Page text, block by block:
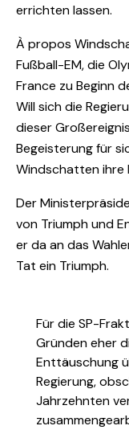
errichten lassen.
À propos
Fußball-EM, die
France zu Beginn
Will sich die
dieser
Begeisterung für
Windschatten ihre
Der
von Triumph und
er da an das
Tat ein Triumph.
Für die SP-
Gründen eher
Enttäuschung
Regierung,
Jahrzehnten